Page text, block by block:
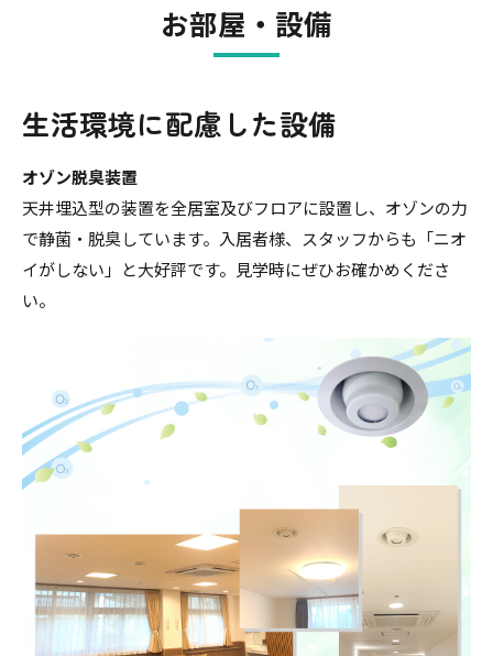
お部屋・設備
生活環境に配慮した設備
オゾン脱臭装置
天井埋込型の装置を全居室及びフロアに設置し、オゾンの力
で静菌・脱臭しています。入居者様、スタッフからも「ニオ
イがしない」と大好評です。見学時にぜひお確かめくださ
い。